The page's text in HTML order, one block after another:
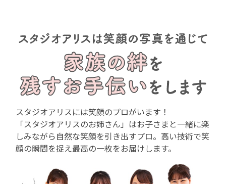
スタジオアリスには笑顔のプロがいます！
「スタジオアリスのお姉さん」はお子さまと一緒に楽
しみながら自然な笑顔を引き出すプロ。高い技術で笑
顔の瞬間を捉え最高の一枚をお届けします。